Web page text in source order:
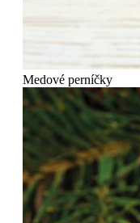
Medové perníčky